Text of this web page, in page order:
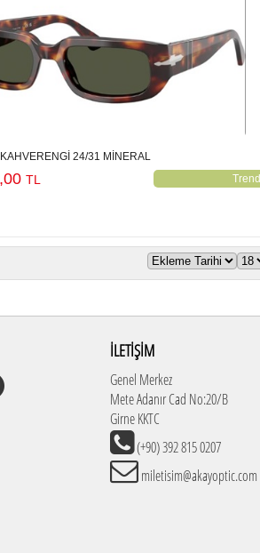
24/31 MİNERAL
Trend
TL
İLETİŞİM
Genel Merkez
Mete Adanır Cad No:20/B
Girne KKTC
(+90) 392 815 0207
miletisim@akayoptic.com